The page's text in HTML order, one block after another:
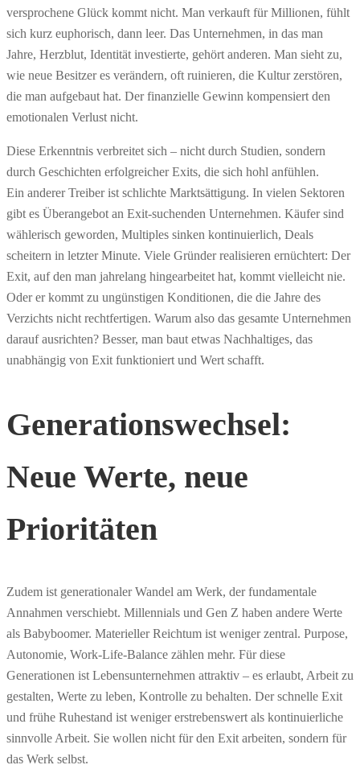
versprochene Glück kommt nicht. Man verkauft für Millionen, fühlt
sich kurz euphorisch, dann leer. Das Unternehmen, in das man
Jahre, Herzblut, Identität investierte, gehört anderen. Man sieht zu,
wie neue Besitzer es verändern, oft ruinieren, die Kultur zerstören,
die man aufgebaut hat. Der finanzielle Gewinn kompensiert den
emotionalen Verlust nicht.
Diese Erkenntnis verbreitet sich – nicht durch Studien, sondern
durch Geschichten erfolgreicher Exits, die sich hohl anfühlen.
Ein anderer Treiber ist schlichte Marktsättigung. In vielen Sektoren
gibt es Überangebot an Exit-suchenden Unternehmen. Käufer sind
wählerisch geworden, Multiples sinken kontinuierlich, Deals
scheitern in letzter Minute. Viele Gründer realisieren ernüchtert: Der
Exit, auf den man jahrelang hingearbeitet hat, kommt vielleicht nie.
Oder er kommt zu ungünstigen Konditionen, die die Jahre des
Verzichts nicht rechtfertigen. Warum also das gesamte Unternehmen
darauf ausrichten? Besser, man baut etwas Nachhaltiges, das
unabhängig von Exit funktioniert und Wert schafft.
Generationswechsel:
Neue Werte, neue
Prioritäten
Zudem ist generationaler Wandel am Werk, der fundamentale
Annahmen verschiebt. Millennials und Gen Z haben andere Werte
als Babyboomer. Materieller Reichtum ist weniger zentral. Purpose,
Autonomie, Work-Life-Balance zählen mehr. Für diese
Generationen ist Lebensunternehmen attraktiv – es erlaubt, Arbeit zu
gestalten, Werte zu leben, Kontrolle zu behalten. Der schnelle Exit
und frühe Ruhestand ist weniger erstrebenswert als kontinuierliche
sinnvolle Arbeit. Sie wollen nicht für den Exit arbeiten, sondern für
das Werk selbst.